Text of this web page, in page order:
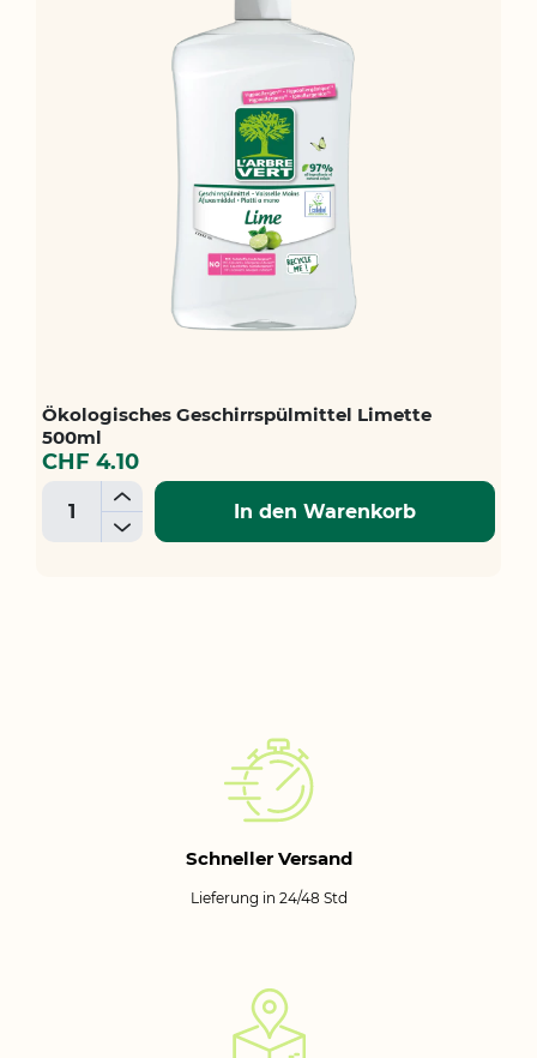
Ökologisches Geschirrspülmittel Limette
500ml
CHF 4.10
+
-
In den Warenkorb
Schneller Versand
Lieferung in 24/48 Std